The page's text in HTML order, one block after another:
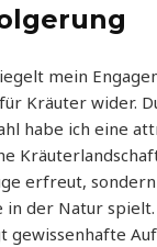
mein
Kräuter wider.
habe ich eine
erfreut,
in der Natur
gewissenhafte